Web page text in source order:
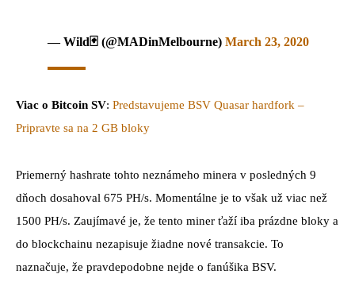
— Wild🃏 (@MADinMelbourne) March 23, 2020
Viac o Bitcoin SV: Predstavujeme BSV Quasar hardfork –
Pripravte sa na 2 GB bloky
Priemerný hashrate tohto neznámeho minera v posledných 9
dňoch dosahoval 675 PH/s. Momentálne je to však už viac než
1500 PH/s. Zaujímavé je, že tento miner ťaží iba prázdne bloky a
do blockchainu nezapisuje žiadne nové transakcie. To
naznačuje, že pravdepodobne nejde o fanúšika BSV.